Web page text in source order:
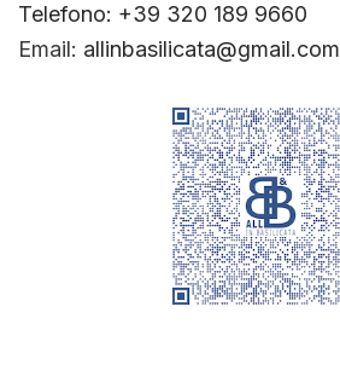
Telefono: +39 320 189 9660
Email: allinbasilicata@gmail.com